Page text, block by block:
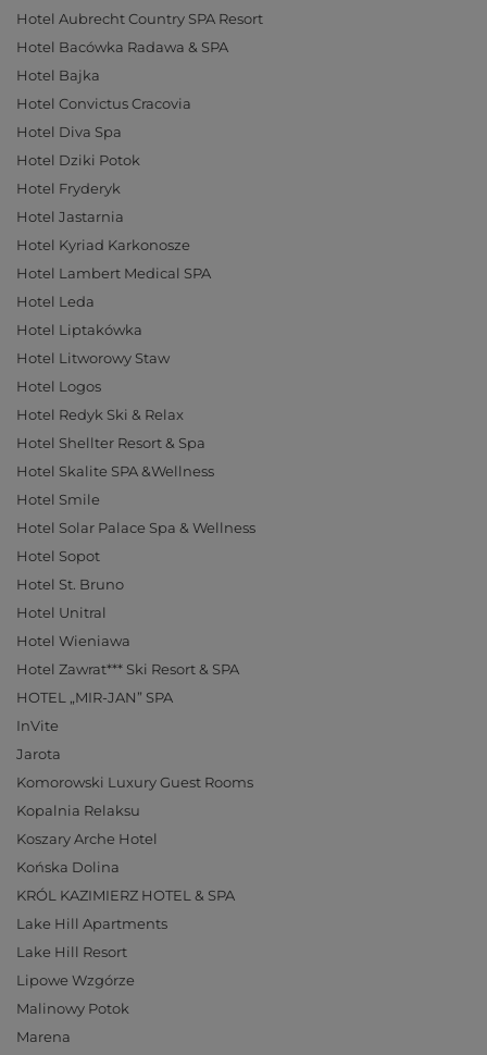
Hotel Aubrecht Country SPA Resort
Hotel Bacówka Radawa & SPA
Hotel Bajka
Hotel Convictus Cracovia
Hotel Diva Spa
Hotel Dziki Potok
Hotel Fryderyk
Hotel Jastarnia
Hotel Kyriad Karkonosze
Hotel Lambert Medical SPA
Hotel Leda
Hotel Liptakówka
Hotel Litworowy Staw
Hotel Logos
Hotel Redyk Ski & Relax
Hotel Shellter Resort & Spa
Hotel Skalite SPA &Wellness
Hotel Smile
Hotel Solar Palace Spa & Wellness
Hotel Sopot
Hotel St. Bruno
Hotel Unitral
Hotel Wieniawa
Hotel Zawrat*** Ski Resort & SPA
HOTEL „MIR-JAN” SPA
InVite
Jarota
Komorowski Luxury Guest Rooms
Kopalnia Relaksu
Koszary Arche Hotel
Końska Dolina
KRÓL KAZIMIERZ HOTEL & SPA
Lake Hill Apartments
Lake Hill Resort
Lipowe Wzgórze
Malinowy Potok
Marena